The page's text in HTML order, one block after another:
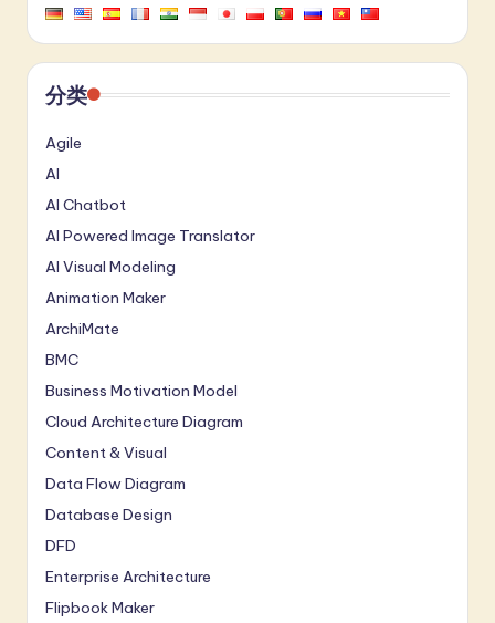
分类
Agile
AI
AI Chatbot
AI Powered Image Translator
AI Visual Modeling
Animation Maker
ArchiMate
BMC
Business Motivation Model
Cloud Architecture Diagram
Content & Visual
Data Flow Diagram
Database Design
DFD
Enterprise Architecture
Flipbook Maker